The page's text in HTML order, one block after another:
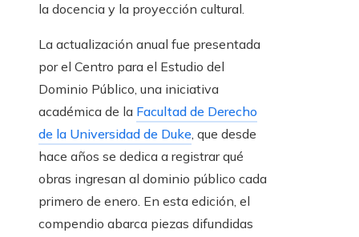
la docencia y la proyección cultural.
La actualización anual fue presentada
por el Centro para el Estudio del
Dominio Público, una iniciativa
académica de la Facultad de Derecho
de la Universidad de Duke, que desde
hace años se dedica a registrar qué
obras ingresan al dominio público cada
primero de enero. En esta edición, el
compendio abarca piezas difundidas